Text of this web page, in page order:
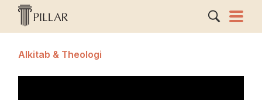
Alkitab & Theologi